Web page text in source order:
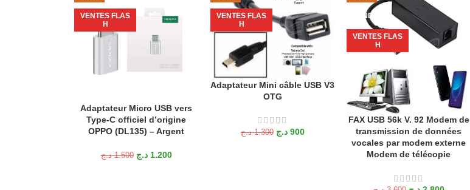
VENTES FLAS
H
AJOUTER AU PANIER
Adaptateur Micro USB vers
Type-C officiel d’origine
OPPO (DL135) – Argent
1.500 د.ج 1.200 د.ج
VENTES FLAS
H
AJOUTER AU PANIER
Adaptateur Mini câble USB V3
OTG
1.300 د.ج 900 د.ج
VENDU
VENTES FLAS
H
LIRE LA SUITE
FAX USB 56k V. 92 Modem de
transmission de données
vocales par modem externe
Modem de télécopie